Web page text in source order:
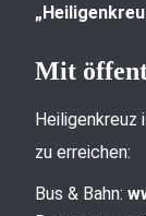
Mit
zu erreichen:
Bus & Bahn: